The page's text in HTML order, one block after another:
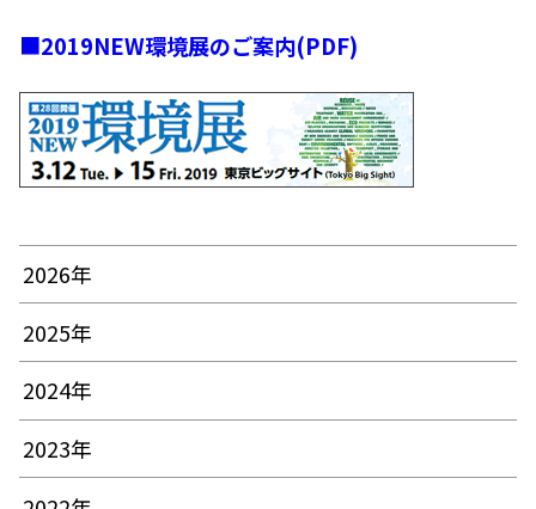
■2019NEW環境展のご案内(PDF)
2026年
2025年
2024年
2023年